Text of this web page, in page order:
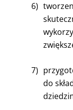
6)
7)
do